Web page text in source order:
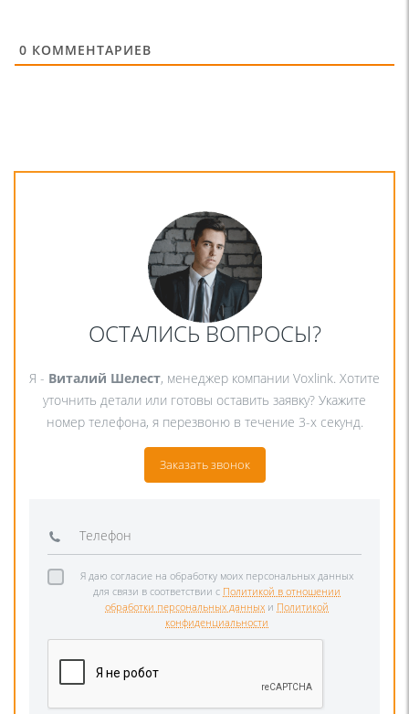
0 КОММЕНТАРИЕВ
ОСТАЛИСЬ ВОПРОСЫ?
Я - Виталий Шелест, менеджер компании Voxlink. Хотите
уточнить детали или готовы оставить заявку? Укажите
номер телефона, я перезвоню в течение 3-х секунд.
Заказать звонок
Я даю согласие на обработку моих персональных данных
для связи в соответствии с Политикой в отношении
обработки персональных данных и Политикой
конфиденциальности